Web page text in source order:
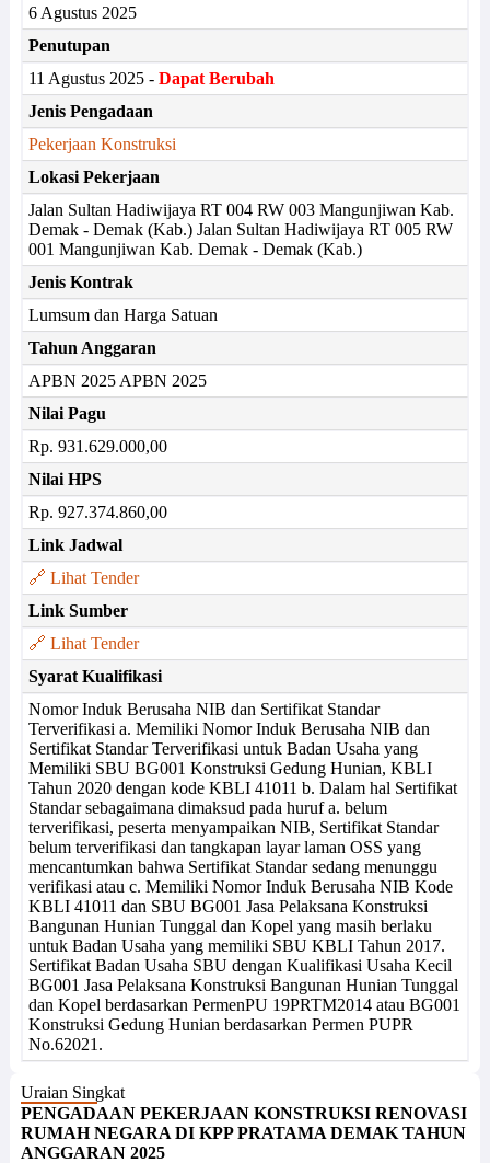
6 Agustus 2025
Penutupan
11 Agustus 2025 - Dapat Berubah
Jenis Pengadaan
Pekerjaan Konstruksi
Lokasi Pekerjaan
Jalan Sultan Hadiwijaya RT 004 RW 003 Mangunjiwan Kab.
Demak - Demak (Kab.) Jalan Sultan Hadiwijaya RT 005 RW
001 Mangunjiwan Kab. Demak - Demak (Kab.)
Jenis Kontrak
Lumsum dan Harga Satuan
Tahun Anggaran
APBN 2025 APBN 2025
Nilai Pagu
Rp. 931.629.000,00
Nilai HPS
Rp. 927.374.860,00
Link Jadwal
🔗 Lihat Tender
Link Sumber
🔗 Lihat Tender
Syarat Kualifikasi
Nomor Induk Berusaha NIB dan Sertifikat Standar
Terverifikasi a. Memiliki Nomor Induk Berusaha NIB dan
Sertifikat Standar Terverifikasi untuk Badan Usaha yang
Memiliki SBU BG001 Konstruksi Gedung Hunian, KBLI
Tahun 2020 dengan kode KBLI 41011 b. Dalam hal Sertifikat
Standar sebagaimana dimaksud pada huruf a. belum
terverifikasi, peserta menyampaikan NIB, Sertifikat Standar
belum terverifikasi dan tangkapan layar laman OSS yang
mencantumkan bahwa Sertifikat Standar sedang menunggu
verifikasi atau c. Memiliki Nomor Induk Berusaha NIB Kode
KBLI 41011 dan SBU BG001 Jasa Pelaksana Konstruksi
Bangunan Hunian Tunggal dan Kopel yang masih berlaku
untuk Badan Usaha yang memiliki SBU KBLI Tahun 2017.
Sertifikat Badan Usaha SBU dengan Kualifikasi Usaha Kecil
BG001 Jasa Pelaksana Konstruksi Bangunan Hunian Tunggal
dan Kopel berdasarkan PermenPU 19PRTM2014 atau BG001
Konstruksi Gedung Hunian berdasarkan Permen PUPR
No.62021.
Uraian Singkat
PENGADAAN PEKERJAAN KONSTRUKSI RENOVASI
RUMAH NEGARA DI KPP PRATAMA DEMAK TAHUN
ANGGARAN 2025